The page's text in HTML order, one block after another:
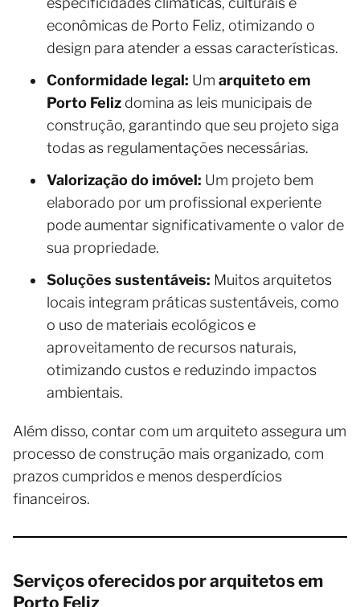
econômicas de Porto Feliz, otimizando o
design para atender a essas características.
Conformidade legal: Um arquiteto em
Porto Feliz domina as leis municipais de
construção, garantindo que seu projeto siga
todas as regulamentações necessárias.
Valorização do imóvel: Um projeto bem
elaborado por um profissional experiente
pode aumentar significativamente o valor de
sua propriedade.
Soluções sustentáveis: Muitos arquitetos
locais integram práticas sustentáveis, como
o uso de materiais ecológicos e
aproveitamento de recursos naturais,
otimizando custos e reduzindo impactos
ambientais.
Além disso, contar com um arquiteto assegura um
processo de construção mais organizado, com
prazos cumpridos e menos desperdícios
financeiros.
Serviços oferecidos por arquitetos em
Porto Feliz